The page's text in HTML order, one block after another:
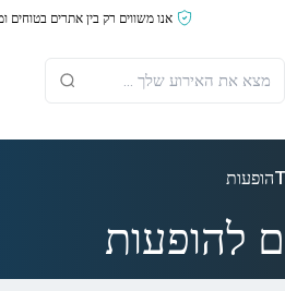
אנו משווים רק בין אתרים בטוחים
הופעות
להופעות